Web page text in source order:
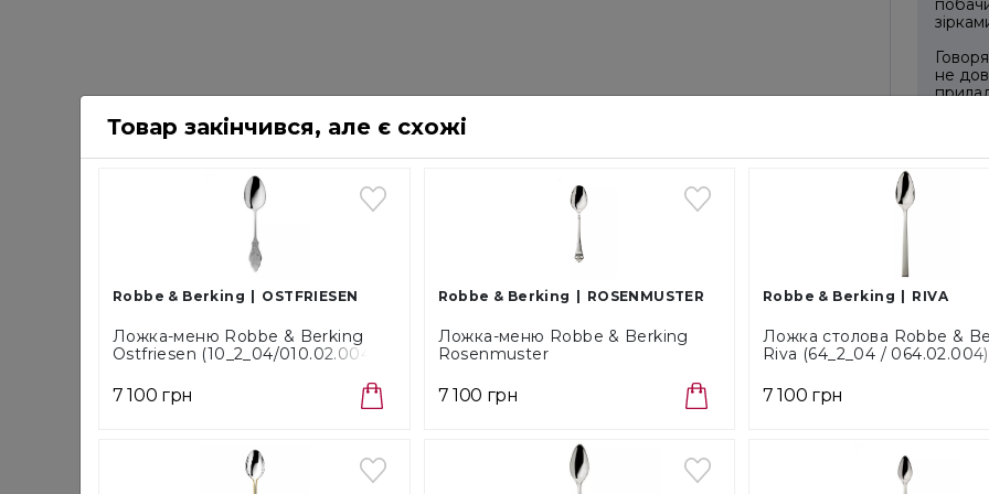
не
У
Товар закінчився, але є схожі
Robbe & Berking OSTFRIESEN
Ложка-меню Robbe & Berking
Ostfriesen (10_2_04/010.02.004)
7 100 грн
Robbe & Berking ROSENMUSTER
Ложка-меню Robbe & Berking
Rosenmuster
7 100 грн
Robbe & Berking RIVA
Ложка столова Robbe &
Riva (64_2_04 / 064.02.004)
7 100 грн